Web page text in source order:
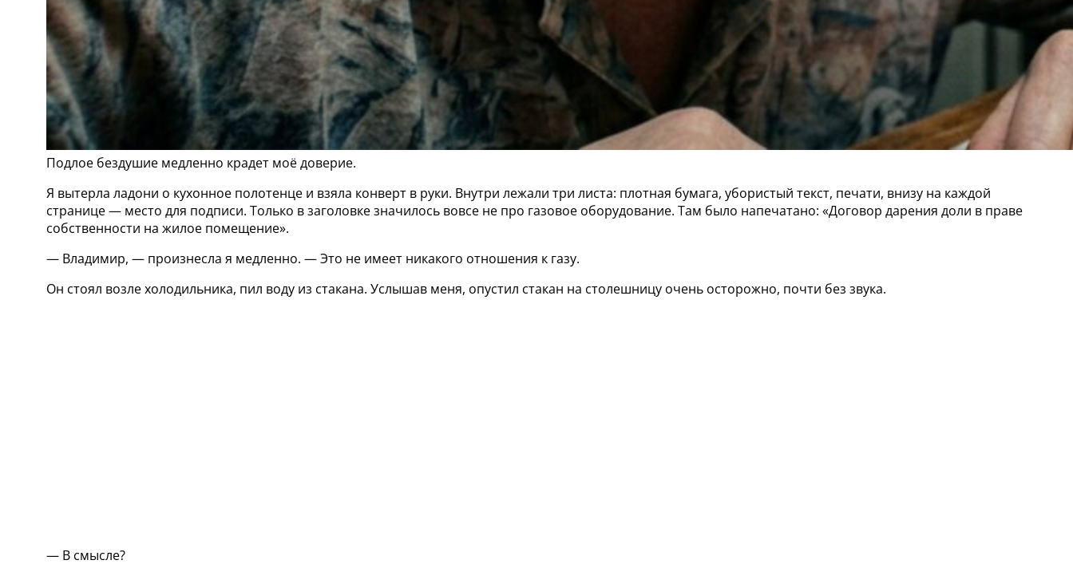
Подлое бездушие медленно крадет моё доверие.
Я вытерла ладони о кухонное полотенце и взяла конверт в руки. Внутри лежали три листа: плотная бумага, убористый текст, печати, внизу на каждой
странице — место для подписи. Только в заголовке значилось вовсе не про газовое оборудование. Там было напечатано: «Договор дарения доли в праве
собственности на жилое помещение».
— Владимир, — произнесла я медленно. — Это не имеет никакого отношения к газу.
Он стоял возле холодильника, пил воду из стакана. Услышав меня, опустил стакан на столешницу очень осторожно, почти без звука.
— В смысле?